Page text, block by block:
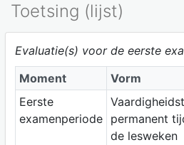
Toetsing (lijst)
Evaluatie(s) voor de eerste
Moment
Vorm
Eerste
examenperiode
permanent
de lesweken